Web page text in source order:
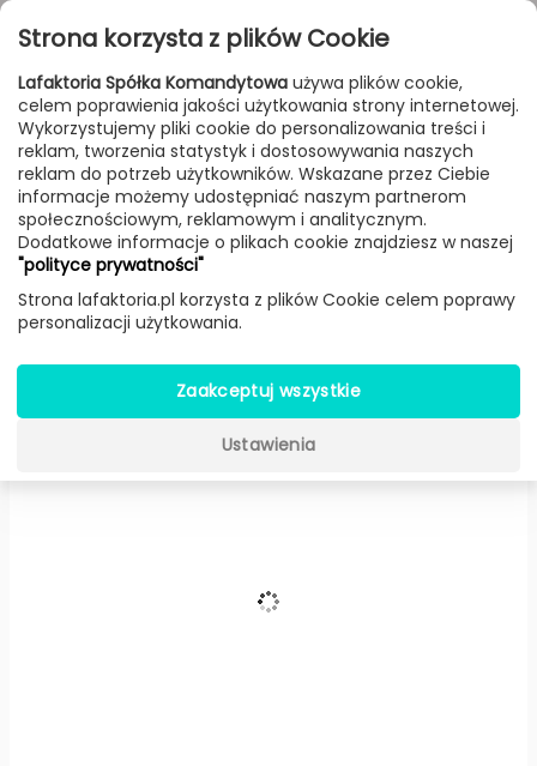
Przejdź do treści
FILTROWANIE & SORTOWANIE
Lampy Producenci LZF Produkt
Guijarro kinkiet LED
(Niebieska, Szerokość 19 cm) -
Strona korzysta z plików Cookie
Lafaktoria Spółka Komandytowa używa plików cookie,
celem poprawienia jakości użytkowania strony internetowej.
Wykorzystujemy pliki cookie do personalizowania treści i
reklam, tworzenia statystyk i dostosowywania naszych
reklam do potrzeb użytkowników. Wskazane przez Ciebie
informacje możemy udostępniać naszym partnerom
społecznościowym, reklamowym i analitycznym.
Dodatkowe informacje o plikach cookie znajdziesz w naszej
"polityce prywatności"
Strona lafaktoria.pl korzysta z plików Cookie celem poprawy
personalizacji użytkowania.
Zaakceptuj wszystkie
Ustawienia